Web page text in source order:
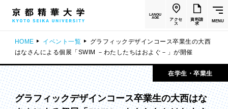
LANGU
AGE
アクセ
ス
資料請
求
MENU
HOME イベント一覧
グラフィックデザインコース卒業生の大西
はなさんによる個展「SWIM －わたしたちはおよぐ－」が開催
在学生・卒業生
グラフィックデザインコース卒業生の大西はな